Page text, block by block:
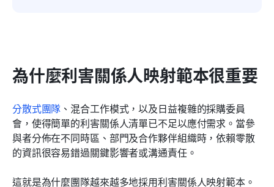
為什麼利害關係人映射範本很重要
分散式團隊 、混合工作模式，以及日益複雜的採購委員
會，使得簡單的利害關係人清單已不足以應付需求。當參
與者分佈在不同時區、部門及合作夥伴組織時，依賴零散
的資訊很容易錯過關鍵影響者或溝通責任。
這就是為什麼團隊越來越多地採用利害關係人映射範本。